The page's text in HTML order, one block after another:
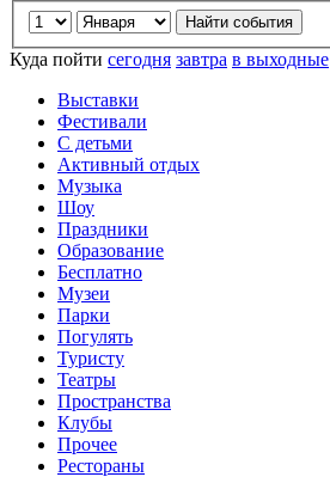
Куда пойти сегодня завтра в выходные
Выставки
Фестивали
С детьми
Активный отдых
Музыка
Шоу
Праздники
Образование
Бесплатно
Музеи
Парки
Погулять
Туристу
Театры
Пространства
Клубы
Прочее
Рестораны